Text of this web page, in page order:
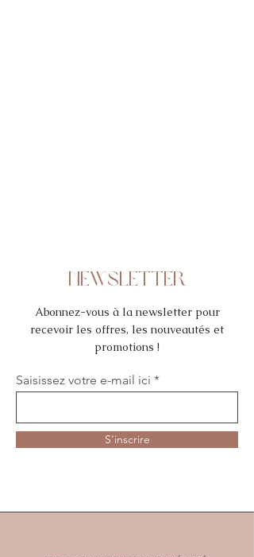
NEWSLETTER
Abonnez-vous à la newsletter pour
recevoir les offres, les nouveautés et
promotions !
Saisissez votre e-mail ici
S'inscrire